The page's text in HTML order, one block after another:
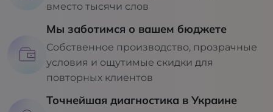
вместо тысячи слов
Мы заботимся о вашем бюджете
Собственное производство, прозрачные
условия и ощутимые скидки для
повторных клиентов
Точнейшая диагностика в Украине